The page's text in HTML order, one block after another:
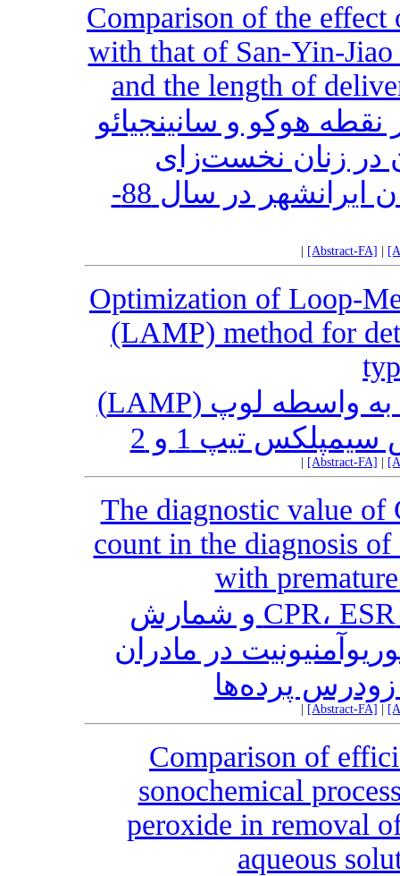
Comparison of the
with that of San-Yin-Jiao
and the length of
هوکو و سانینجیائو
در زنان نخست‌‌زای
مراجعه‌کننده به بیمارستان ایران ایرانشهر در سال 88-
[Abstract-FA]
Optimization of Loop-
(LAMP) method for
بهینه نمودن تکنیک تکثیر هم دما به واسطه لوپ (LAMP)
تیپ 1 و 2
[Abstract-FA]
The diagnostic value of
count in the diagnosis
with
بررسی ارزش‌های تشخیصی CPR، ESR و شمارش
در مادران
زودرس پرده‌ها
[Abstract-FA]
Comparison of
sonochemical
peroxide in removal
aqueous